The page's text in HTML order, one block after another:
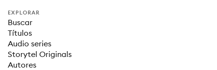
EXPLORAR
Buscar
Títulos
Audio series
Storytel Originals
Autores